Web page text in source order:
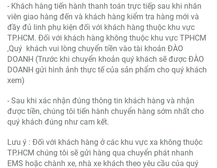
- Khách hàng tiến hành thanh toán trực tiếp sau khi nhân
viên giao hàng đến và khách hàng kiểm tra hàng mới và
đầy đủ linh phụ kiện đối với khách hàng thuộc khu vực
TP.HCM. Đối với khách hàng không thuộc khu vực TPHCM
,Quý khách vui lòng chuyển tiền vào tài khoản ĐÀO
DOANH (Trước khi chuyển khoản quý khách sẽ được ĐÀO
DOANH gửi hình ảnh thực tế của sản phẩm cho quý khách
xem)
- Sau khi xác nhận đúng thông tin khách hàng và nhận
được tiền, chúng tôi tiến hành chuyển hàng sớm nhất cho
quý khách đúng như cam kết.
Lưu ý : Đối với khách hàng ở các khu vực xa không thuộc
TP.HCM chúng tôi sẽ gửi hàng qua chuyển phát nhanh
EMS hoặc chành xe, nhà xe khách theo yêu cầu của quý